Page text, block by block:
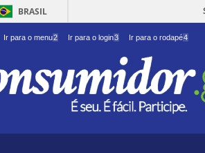
BRASIL
Ir para o menu2 Ir para o login3 Ir para o rodapé4